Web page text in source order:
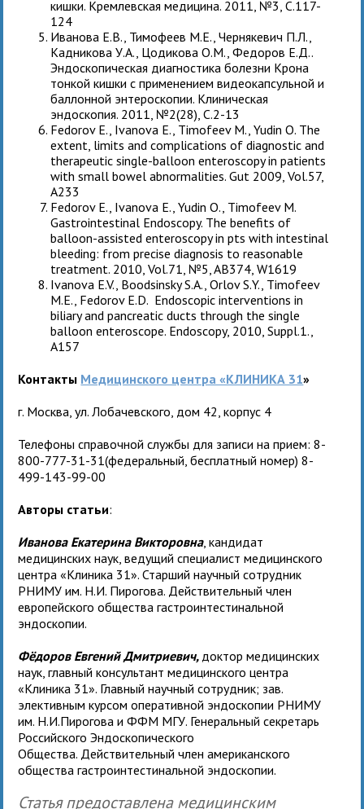
кишки. Кремлевская медицина. 2011, №3, С.117-
124
Иванова Е.В., Тимофеев М.Е., Чернякевич П.Л.,
Кадникова У.А., Цодикова О.М., Федоров Е.Д..
Эндоскопическая диагностика болезни Крона
тонкой кишки с применением видеокапсульной и
баллонной энтероскопии. Клиническая
эндоскопия. 2011, №2(28), С.2-13
Fedorov E., Ivanova E., Timofeev M., Yudin O. The
extent, limits and complications of diagnostic and
therapeutic single-balloon enteroscopy in patients
with small bowel abnormalities. Gut 2009, Vol.57,
A233
Fedorov E., Ivanova Е., Yudin O., Timofeev M.
Gastrointestinal Endoscopy. The benefits of
balloon-assisted enteroscopy in pts with intestinal
bleeding: from precise diagnosis to reasonable
treatment. 2010, Vol.71, №5, AB374, W1619
Ivanova E.V., Boodsinsky S.A., Orlov S.Y., Timofeev
M.E., Fedorov E.D. Endoscopic interventions in
biliary and pancreatic ducts through the single
balloon enteroscope. Endoscopy, 2010, Suppl.1.,
A157
Контакты Медицинского центра «КЛИНИКА 31»
г. Москва, ул. Лобачевского, дом 42, корпус 4
Телефоны справочной службы для записи на прием: 8-
800-777-31-31(федеральный, бесплатный номер) 8-
499-143-99-00
Авторы статьи:
Иванова Екатерина Викторовна, кандидат
медицинских наук, ведущий специалист медицинского
центра «Клиника 31». Старший научный сотрудник
РНИМУ им. Н.И. Пирогова. Действительный член
европейского общества гастроинтестинальной
эндоскопии.
Фёдоров Евгений Дмитриевич, доктор медицинских
наук, главный консультант медицинского центра
«Клиника 31». Главный научный сотрудник; зав.
элективным курсом оперативной эндоскопии РНИМУ
им. Н.И.Пирогова и ФФМ МГУ. Генеральный секретарь
Российского Эндоскопического
Общества. Действительный член американского
общества гастроинтестинальной эндоскопии.
Статья предоставлена медицинским